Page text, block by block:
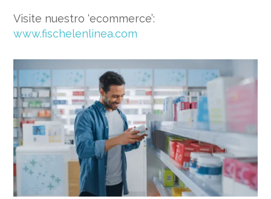
Visite nuestro ‘ecommerce’:
www.fischelenlinea.com